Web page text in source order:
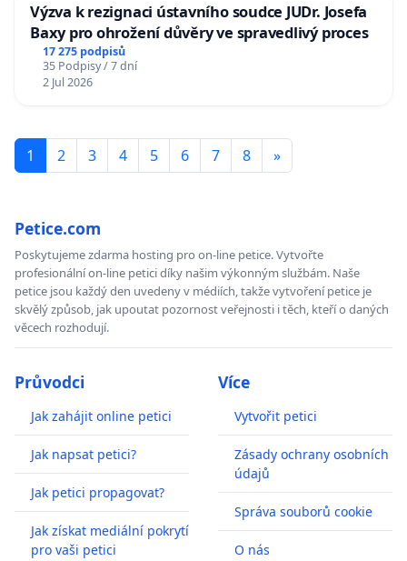
Výzva k rezignaci ústavního soudce JUDr. Josefa
Baxy pro ohrožení důvěry ve spravedlivý proces
17 275 podpisů
35 Podpisy / 7 dní
2 Jul 2026
1 2 3 4 5 6 7 8 »
Petice.com
Poskytujeme zdarma hosting pro on-line petice. Vytvořte
profesionální on-line petici díky našim výkonným službám. Naše
petice jsou každý den uvedeny v médiích, takže vytvoření petice je
skvělý způsob, jak upoutat pozornost veřejnosti i těch, kteří o daných
věcech rozhodují.
Průvodci
Jak zahájit online petici
Jak napsat petici?
Jak petici propagovat?
Jak získat mediální pokrytí
pro vaši petici
Více
Vytvořit petici
Zásady ochrany osobních
údajů
Správa souborů cookie
O nás